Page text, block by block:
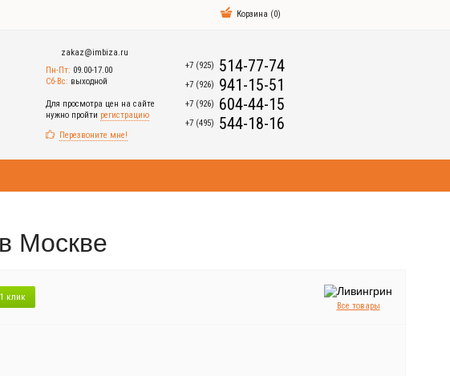
Корзина (0)
zakaz@imbiza.ru
Пн-Пт: 09.00-17.00
Сб-Вс: выходной
Для просмотра цен на сайте
нужно пройти регистрацию
Перезвоните мне!
+7 (925) 514-77-74
+7 (926) 941-15-51
+7 (926) 604-44-15
+7 (495) 544-18-16
Москве
клик
Все товары